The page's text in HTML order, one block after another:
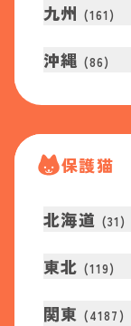
九州 (161 )
沖縄 (86)
保護猫
北海道 (31 )
東北 (119)
関東 (4187 )